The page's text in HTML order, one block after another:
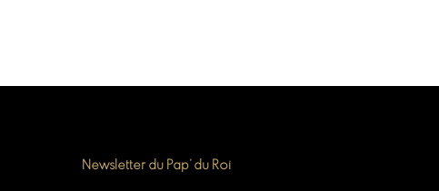
Newsletter du Pap’ du Roi